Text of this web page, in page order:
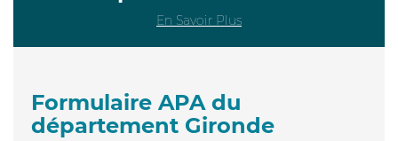
En Savoir Plus
Formulaire APA du
département Gironde